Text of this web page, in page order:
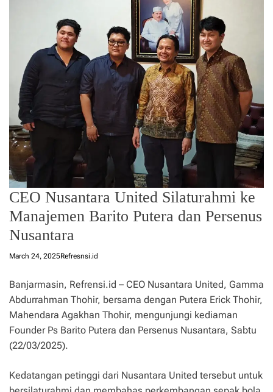
CEO Nusantara United Silaturahmi ke
Manajemen Barito Putera dan Persenus
Nusantara
March 24, 2025Refresnsi.id
Banjarmasin, Refrensi.id – CEO Nusantara United, Gamma
Abdurrahman Thohir, bersama dengan Putera Erick Thohir,
Mahendara Agakhan Thohir, mengunjungi kediaman
Founder Ps Barito Putera dan Persenus Nusantara, Sabtu
(22/03/2025).
Kedatangan petinggi dari Nusantara United tersebut untuk